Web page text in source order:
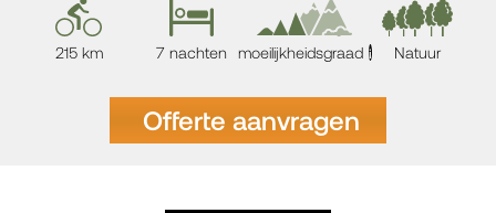
215 km 7 nachten moeilijkheidsgraad i Natuur
Offerte aanvragen